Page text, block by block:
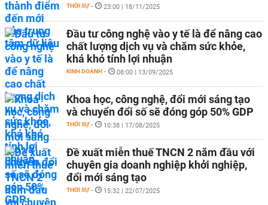
THỜI SỰ - 23:00 | 18/11/2025
Đầu tư công nghệ vào y tế là để nâng cao
chất lượng dịch vụ và chăm sức khỏe,
khá khó tính lợi nhuận
KINH DOANH - 08:00 | 13/09/2025
Khoa học, công nghệ, đổi mới sáng tạo
và chuyển đổi số sẽ đóng góp 50% GDP
THỜI SỰ - 10:38 | 17/08/2025
Đề xuất miễn thuế TNCN 2 năm đầu với
chuyên gia doanh nghiệp khởi nghiệp,
đổi mới sáng tạo
THỜI SỰ - 15:32 | 22/07/2025